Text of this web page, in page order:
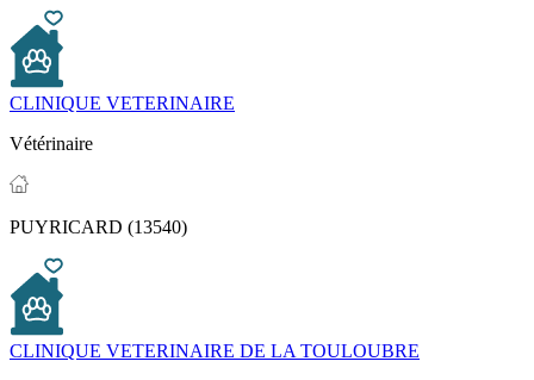
CLINIQUE VETERINAIRE
Vétérinaire
PUYRICARD (13540)
CLINIQUE VETERINAIRE DE LA TOULOUBRE